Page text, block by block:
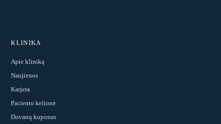
KLINIKA
Apie kliniką
Naujienos
Karjera
Paciento kelionė
Dovanų kuponas